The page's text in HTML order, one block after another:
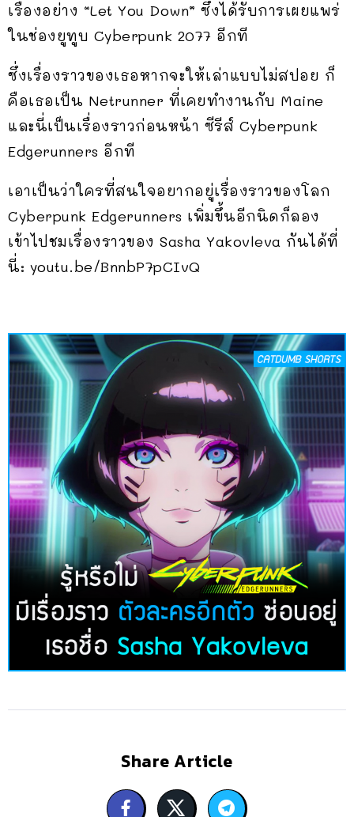
เรื่องอย่าง “Let You Down” ซึ่งได้รับการเผยแพร่
ในช่องยูทูบ Cyberpunk 2077 อีกที
ซึ่งเรื่องราวของเธอหากจะให้เล่าแบบไม่สปอย ก็
คือเธอเป็น Netrunner ที่เคยทำงานกับ Maine
และนี่เป็นเรื่องราวก่อนหน้า ซีรีส์ Cyberpunk
Edgerunners อีกที
เอาเป็นว่าใครที่สนใจอยากอยู่เรื่องราวของโลก
Cyberpunk Edgerunners เพิ่มขึ้นอีกนิดก็ลอง
เข้าไปชมเรื่องราวของ Sasha Yakovleva กันได้ที่
นี่: youtu.be/BnnbP7pCIvQ
Share Article